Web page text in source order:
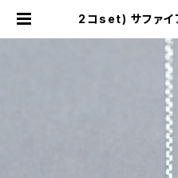
2コset) サファイ